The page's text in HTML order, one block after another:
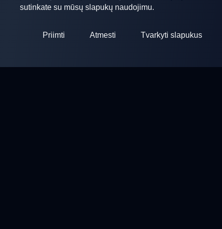
sutinkate su mūsų slapukų naudojimu.
Priimti Atmesti Tvarkyti slapukus